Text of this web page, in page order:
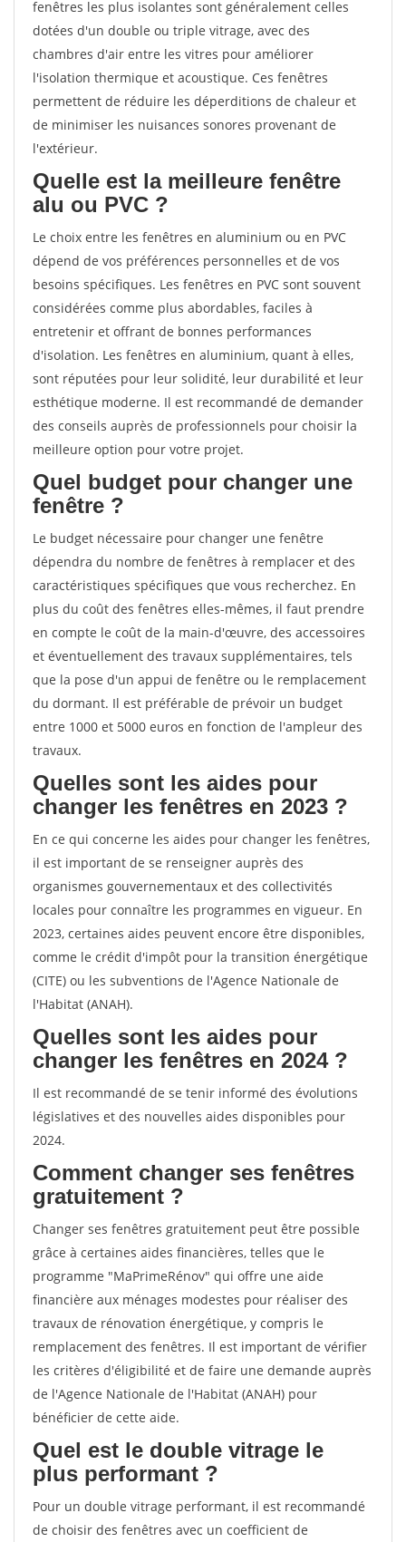
fenêtres les plus isolantes sont généralement celles
dotées d'un double ou triple vitrage, avec des
chambres d'air entre les vitres pour améliorer
l'isolation thermique et acoustique. Ces fenêtres
permettent de réduire les déperditions de chaleur et
de minimiser les nuisances sonores provenant de
l'extérieur.
Quelle est la meilleure fenêtre
alu ou PVC ?
Le choix entre les fenêtres en aluminium ou en PVC
dépend de vos préférences personnelles et de vos
besoins spécifiques. Les fenêtres en PVC sont souvent
considérées comme plus abordables, faciles à
entretenir et offrant de bonnes performances
d'isolation. Les fenêtres en aluminium, quant à elles,
sont réputées pour leur solidité, leur durabilité et leur
esthétique moderne. Il est recommandé de demander
des conseils auprès de professionnels pour choisir la
meilleure option pour votre projet.
Quel budget pour changer une
fenêtre ?
Le budget nécessaire pour changer une fenêtre
dépendra du nombre de fenêtres à remplacer et des
caractéristiques spécifiques que vous recherchez. En
plus du coût des fenêtres elles-mêmes, il faut prendre
en compte le coût de la main-d'œuvre, des accessoires
et éventuellement des travaux supplémentaires, tels
que la pose d'un appui de fenêtre ou le remplacement
du dormant. Il est préférable de prévoir un budget
entre 1000 et 5000 euros en fonction de l'ampleur des
travaux.
Quelles sont les aides pour
changer les fenêtres en 2023 ?
En ce qui concerne les aides pour changer les fenêtres,
il est important de se renseigner auprès des
organismes gouvernementaux et des collectivités
locales pour connaître les programmes en vigueur. En
2023, certaines aides peuvent encore être disponibles,
comme le crédit d'impôt pour la transition énergétique
(CITE) ou les subventions de l'Agence Nationale de
l'Habitat (ANAH).
Quelles sont les aides pour
changer les fenêtres en 2024 ?
Il est recommandé de se tenir informé des évolutions
législatives et des nouvelles aides disponibles pour
2024.
Comment changer ses fenêtres
gratuitement ?
Changer ses fenêtres gratuitement peut être possible
grâce à certaines aides financières, telles que le
programme "MaPrimeRénov" qui offre une aide
financière aux ménages modestes pour réaliser des
travaux de rénovation énergétique, y compris le
remplacement des fenêtres. Il est important de vérifier
les critères d'éligibilité et de faire une demande auprès
de l'Agence Nationale de l'Habitat (ANAH) pour
bénéficier de cette aide.
Quel est le double vitrage le
plus performant ?
Pour un double vitrage performant, il est recommandé
de choisir des fenêtres avec un coefficient de